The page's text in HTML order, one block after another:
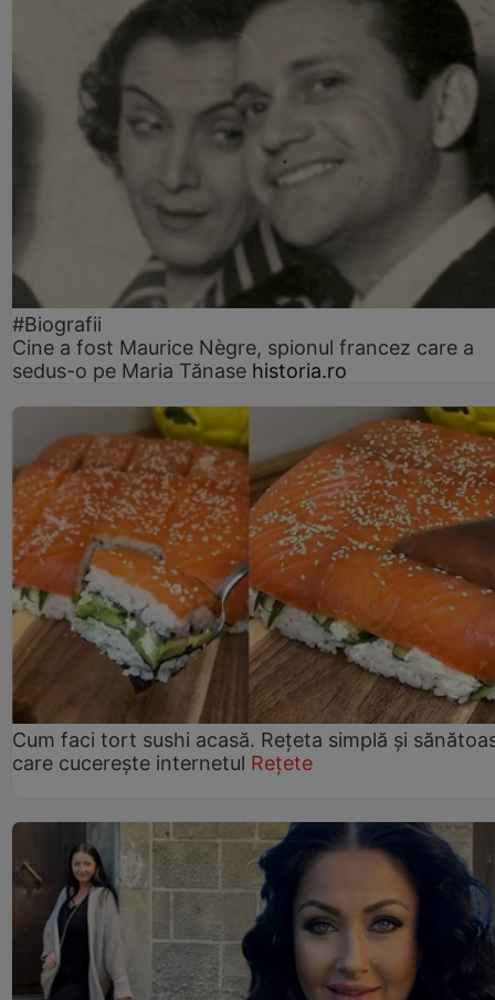
#Biografii
Cine a fost Maurice Nègre, spionul francez care a
sedus-o pe Maria Tănase historia.ro
Cum faci tort sushi acasă. Rețeta simplă și
care cucerește internetul Rețete